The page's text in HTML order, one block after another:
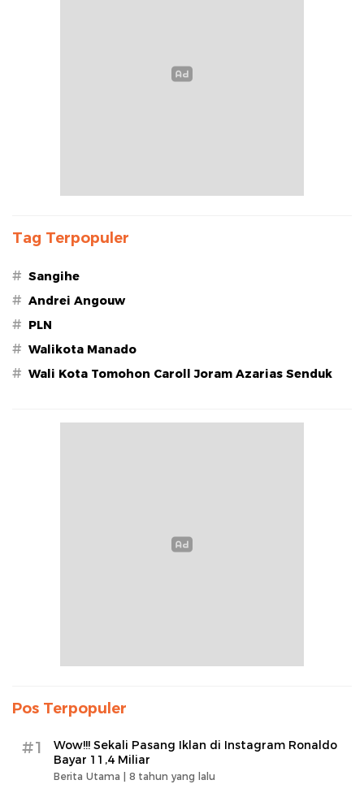
Tag Terpopuler
# Sangihe
# Andrei Angouw
# PLN
# Walikota Manado
# Wali Kota Tomohon Caroll Joram Azarias Senduk
Pos Terpopuler
#1
Wow!!! Sekali Pasang Iklan di Instagram Ronaldo
Bayar 11,4 Miliar
Berita Utama | 8 tahun yang lalu